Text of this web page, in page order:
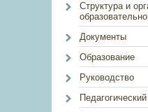
Структура и
Документы
Образование
Руководство